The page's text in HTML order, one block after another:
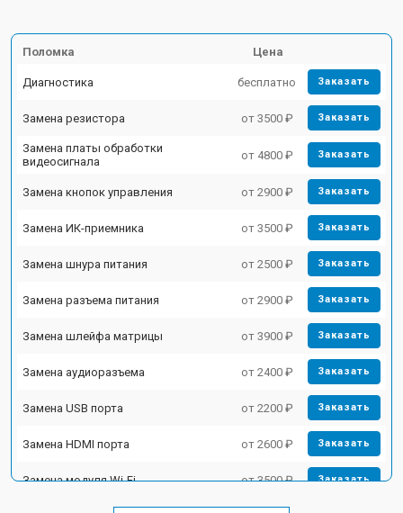
Поломка Цена
Диагностика бесплатно Заказать
Замена резистора от 3500 ₽ Заказать
Замена платы обработки
видеосигнала
от 4800 ₽ Заказать
Замена кнопок управления от 2900 ₽ Заказать
Замена ИК-приемника от 3500 ₽ Заказать
Замена шнура питания от 2500 ₽ Заказать
Замена разъема питания от 2900 ₽ Заказать
Замена шлейфа матрицы от 3900 ₽ Заказать
Замена аудиоразъема от 2400 ₽ Заказать
Замена USB порта от 2200 ₽ Заказать
Замена HDMI порта от 2600 ₽ Заказать
Замена модуля Wi-Fi от 3500 ₽ Заказать